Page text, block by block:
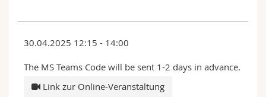
30.04.2025 12:15 - 14:00
The MS Teams Code will be sent 1-2 days in advance.
Link zur Online-Veranstaltung